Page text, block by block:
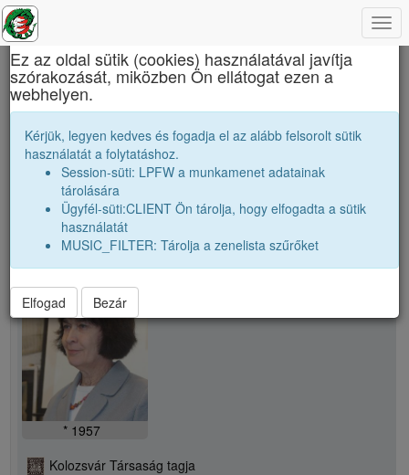
Báthory István Elméleti Líceum
Tanári kar E. Emese
folder_shared
E. Emese
* 1957
Kolozsvár Társaság tagja
×
Ez az oldal sütik (cookies) használatával javítja
szórakozását, miközben Ön ellátogat ezen a
webhelyen.
Kérjük, legyen kedves és fogadja el az alább felsorolt sütik
használatát a folytatáshoz.
Session-süti: LPFW a munkamenet adatainak
tárolására
Ügyfél-süti:CLIENT Ön tárolja, hogy elfogadta a sütik
használatát
MUSIC_FILTER: Tárolja a zenelista szűrőket
Elfogad Bezár